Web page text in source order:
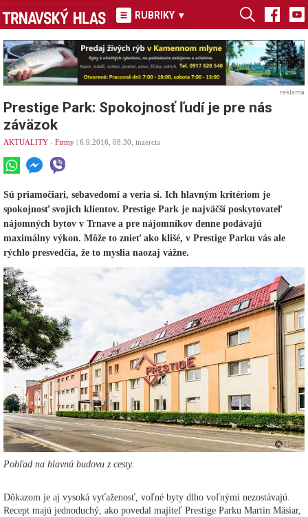
RUBRIKY ▾
reklama
Prestige Park: Spokojnosť ľudí je pre nás
záväzok
AKTUALITY - Firmy | 6.9.2016, 08.30, inzercia
Sú priamočiari, sebavedomí a veria si. Ich hlavným kritériom je
spokojnosť svojich klientov. Prestige Park je najväčší poskytovateľ
nájomných bytov v Trnave a pre nájomníkov denne podávajú
maximálny výkon. Môže to znieť ako klišé, v Prestige Parku vás ale
rýchlo presvedčia, že to myslia naozaj vážne.
Pohľad na hlavnú budovu z cesty.
Dôkazom je aj vysoká vyťaženosť, voľné byty dlho voľnými nezostávajú.
Recept majú jednoduchý, ako povedal majiteľ Prestige Parku Martin Mäsiar,